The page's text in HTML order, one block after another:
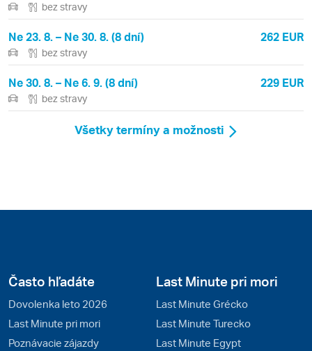
bez stravy
Ne 23. 8. – Ne 30. 8. (8 dní) 262 EUR
bez stravy
Ne 30. 8. – Ne 6. 9. (8 dní) 229 EUR
bez stravy
Všetky termíny a možnosti
Často hľadáte
Dovolenka leto 2026
Last Minute pri mori
Poznávacie zájazdy
Last Minute pri mori
Last Minute Grécko
Last Minute Turecko
Last Minute Egypt